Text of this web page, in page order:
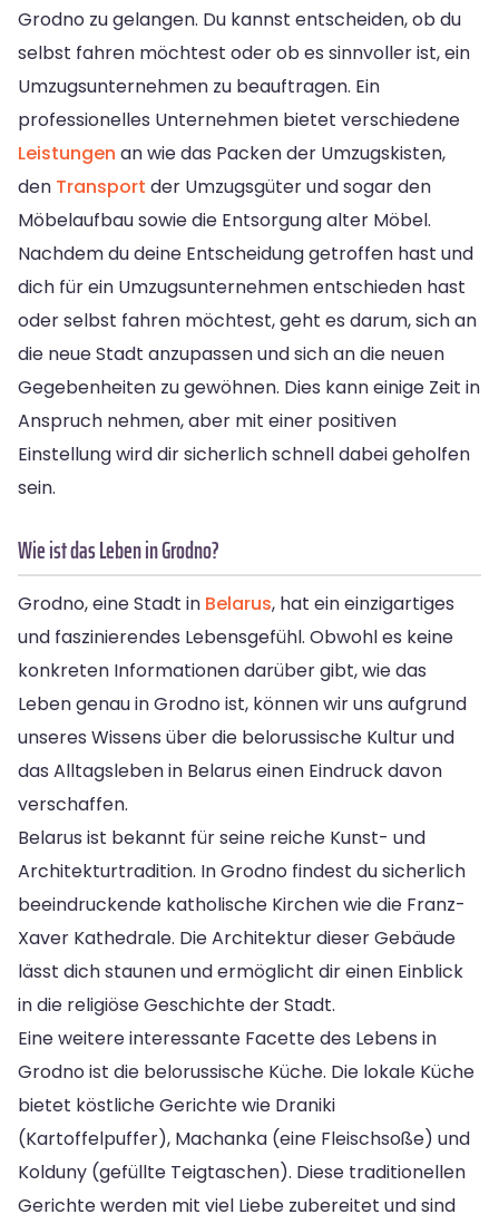
Grodno zu gelangen. Du kannst entscheiden, ob du
selbst fahren möchtest oder ob es sinnvoller ist, ein
Umzugsunternehmen zu beauftragen. Ein
professionelles Unternehmen bietet verschiedene
Leistungen an wie das Packen der Umzugskisten,
den Transport der Umzugsgüter und sogar den
Möbelaufbau sowie die Entsorgung alter Möbel.
Nachdem du deine Entscheidung getroffen hast und
dich für ein Umzugsunternehmen entschieden hast
oder selbst fahren möchtest, geht es darum, sich an
die neue Stadt anzupassen und sich an die neuen
Gegebenheiten zu gewöhnen. Dies kann einige Zeit in
Anspruch nehmen, aber mit einer positiven
Einstellung wird dir sicherlich schnell dabei geholfen
sein.
Wie ist das Leben in Grodno?
Grodno, eine Stadt in Belarus, hat ein einzigartiges
und faszinierendes Lebensgefühl. Obwohl es keine
konkreten Informationen darüber gibt, wie das
Leben genau in Grodno ist, können wir uns aufgrund
unseres Wissens über die belorussische Kultur und
das Alltagsleben in Belarus einen Eindruck davon
verschaffen.
Belarus ist bekannt für seine reiche Kunst- und
Architekturtradition. In Grodno findest du sicherlich
beeindruckende katholische Kirchen wie die Franz-
Xaver Kathedrale. Die Architektur dieser Gebäude
lässt dich staunen und ermöglicht dir einen Einblick
in die religiöse Geschichte der Stadt.
Eine weitere interessante Facette des Lebens in
Grodno ist die belorussische Küche. Die lokale Küche
bietet köstliche Gerichte wie Draniki
(Kartoffelpuffer), Machanka (eine Fleischsoße) und
Kolduny (gefüllte Teigtaschen). Diese traditionellen
Gerichte werden mit viel Liebe zubereitet und sind